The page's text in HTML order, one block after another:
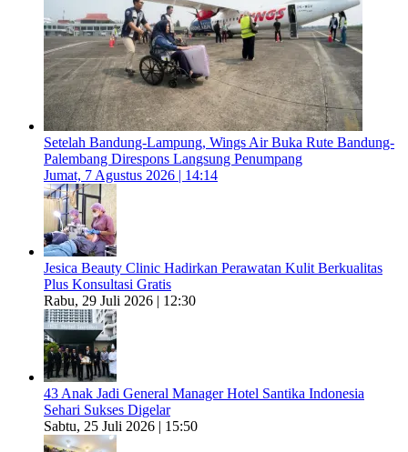
Setelah Bandung-Lampung, Wings Air Buka Rute Bandung-
Palembang Direspons Langsung Penumpang
Jumat, 7 Agustus 2026 | 14:14
Jesica Beauty Clinic Hadirkan Perawatan Kulit Berkualitas
Plus Konsultasi Gratis
Rabu, 29 Juli 2026 | 12:30
43 Anak Jadi General Manager Hotel Santika Indonesia
Sehari Sukses Digelar
Sabtu, 25 Juli 2026 | 15:50